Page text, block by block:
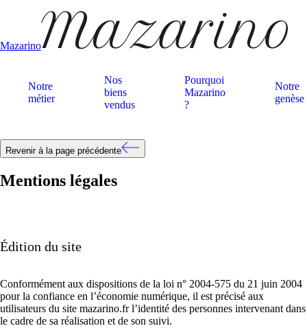
Mazarino
Notre
métier
Nos
biens
vendus
Pourquoi
Mazarino
?
Notre
genèse
Revenir à la page précédente
Mentions légales
Édition du site
Conformément aux dispositions de la loi n° 2004-575 du 21 juin 2004
pour la confiance en l’économie numérique, il est précisé aux
utilisateurs du site mazarino.fr l’identité des personnes intervenant dans
le cadre de sa réalisation et de son suivi.